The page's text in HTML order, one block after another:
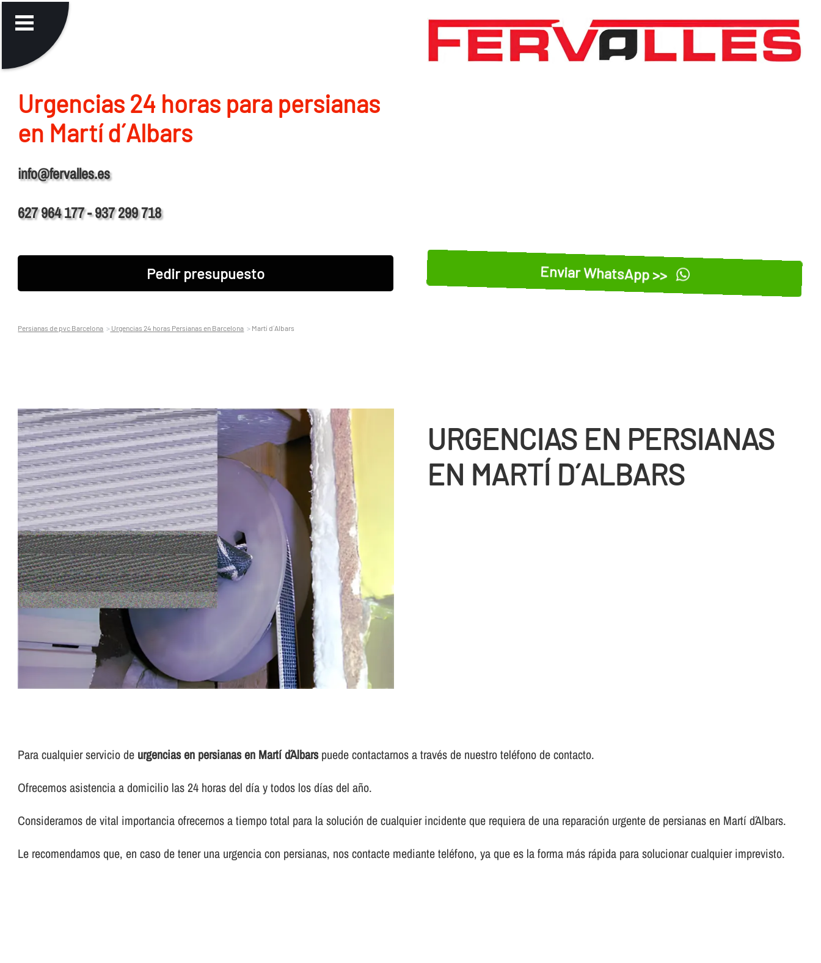
Urgencias 24 horas para persianas
en Martí d´Albars
info@fervalles.es
627 964 177 - 937 299 718
Pedir presupuesto Enviar WhatsApp >>
Persianas de pvc Barcelona Urgencias 24 horas Persianas en Barcelona Martí d´Albars
URGENCIAS EN PERSIANAS
EN MARTÍ D´ALBARS
Para cualquier servicio de urgencias en persianas en Martí d´Albarspuede contactarnos a través de nuestro teléfono de contacto.
Ofrecemos asistencia a domicilio las 24 horas del dí­a y todos los dí­as del año.
Consideramos de vital importancia ofrecernos a tiempo total para la solución de cualquier incidente que requiera de una reparación urgente de persianas en Martí d´Albars.
Le recomendamos que, en caso de tener una urgencia con persianas, nos contacte mediante teléfono, ya que es la forma más rápida para solucionar cualquier imprevisto.